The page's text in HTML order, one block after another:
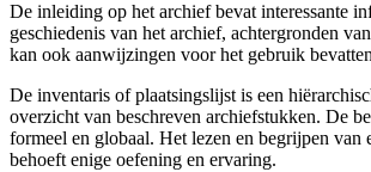
De inleiding op het archief bevat interessante
geschiedenis van het archief, achtergronden
kan ook aanwijzingen voor het gebruik
De inventaris of plaatsingslijst is een
overzicht van beschreven archiefstukken. De
formeel en globaal. Het lezen en begrijpen van
behoeft enige oefening en ervaring.